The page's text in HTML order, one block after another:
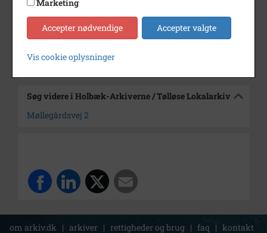
Arkiv
Holbæk-Arkiverne / Tølløse
Lokalarkiv
Kontakt arkivet
Søg videre i Holbæk-Arkiverne / Tølløse Lokalarkiv
Møllegårdsvej 2
om arkiv.dk | arkiver | rettigheder og brug | faq | kontakt
Marketing
Accepter nødvendige Accepter valgte
Vis cookie oplysninger